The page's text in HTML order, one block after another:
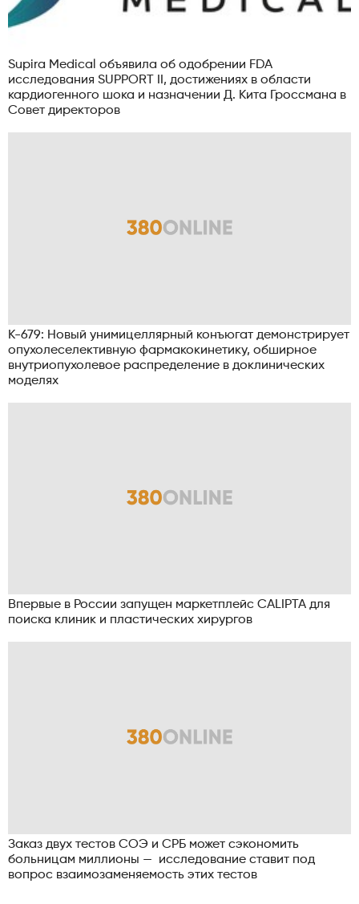
Supira Medical объявила об одобрении FDA
исследования SUPPORT II, достижениях в области
кардиогенного шока и назначении Д. Кита Гроссмана в
Совет директоров
K-679: Новый унимицеллярный конъюгат демонстрирует
опухолеселективную фармакокинетику, обширное
внутриопухолевое распределение в доклинических
моделях
Впервые в России запущен маркетплейс CALIPTA для
поиска клиник и пластических хирургов
Заказ двух тестов СОЭ и СРБ может сэкономить
больницам миллионы — исследование ставит под
вопрос взаимозаменяемость этих тестов